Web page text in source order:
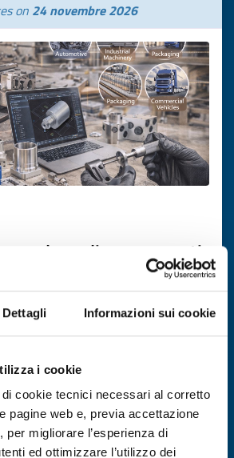
Dettagli Informazioni sui cookie
i cookie
cookie tecnici necessari al corretto
pagine web e, previa accettazione
per migliorare l’esperienza di
ed ottimizzare l’utilizzo dei
on 24 novembre 2026
di componenti
strategici e clienti
on21 novembre 2026